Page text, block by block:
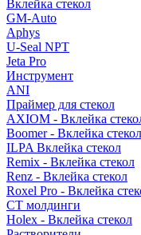
Вклейка стекол
GM-Auto
Aphys
U-Seal NPT
Jeta Pro
Инструмент
ANI
Праймер для стекол
AXIOM - Вклейка
Boomer - Вклейка стекол
ILPA Вклейка стекол
Remix - Вклейка стекол
Renz - Вклейка стекол
Roxel Pro - Вклейка
СТ молдинги
Holex - Вклейка стекол